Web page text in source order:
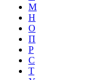
М
Н
О
П
Р
С
Т